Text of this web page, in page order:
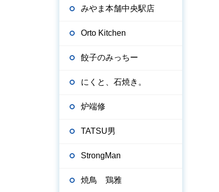
みやま本舗中央駅店
Orto Kitchen
餃子のみっちー
にくと、石焼き。
炉端修
TATSU男
StrongMan
焼鳥 鶏雅